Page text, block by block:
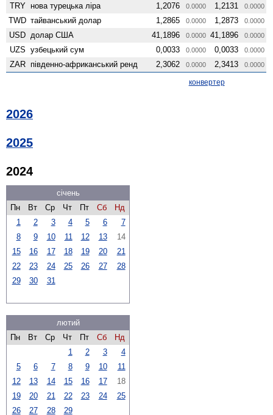
TRY нова турецька ліра 1,2076 0.0000 1,2131 0.0000
TWD тайванський долар 1,2865 0.0000 1,2873 0.0000
USD долар США 41,1896 0.0000 41,1896 0.0000
UZS узбецький сум 0,0033 0.0000 0,0033 0.0000
ZAR південно-африканський ренд 2,3062 0.0000 2,3413 0.0000
конвертер
2026
2025
2024
січень
Пн
Вт Ср Чт Пт Сб
Нд
1
2 3 4 5 6
7
8
9 10 11 12 13
14
15
16 17 18 19 20
21
22
23 24 25 26 27
28
29
30 31
лютий
Пн
Вт Ср Чт Пт Сб
Нд
1
2 3
4
5
6 7 8 9 10
11
12
13 14 15 16 17
18
19
20 21 22 23 24
25
26
27 28 29